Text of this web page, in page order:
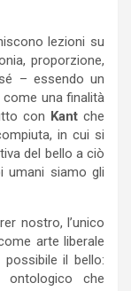
lezioni su
proporzione,
– essendo un
come una finalità
con Kant che
in cui si
del bello a ciò
umani siamo gli
nostro, l’unico
arte liberale
il bello:
ontologico che